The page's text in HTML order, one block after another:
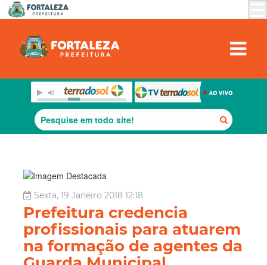
Sexta, 19 Janeiro 2018 12:18
Prefeitura credencia
profissionais para atuarem
na formação de agentes da